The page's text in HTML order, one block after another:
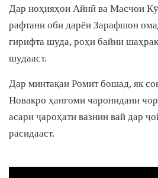
Дар ноҳияҳои Айнӣ ва Масчои
рафтани оби дарёи Зарафшон
гирифта шуда, роҳи байни
шудааст.
Дар минтақаи Ромит бошад, як
Новакро ҳангоми чаронидани
асари ҷароҳати вазнин вай дар
расидааст.